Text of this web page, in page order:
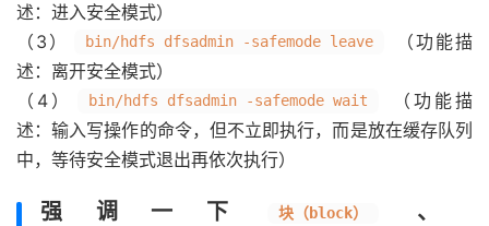
述：进入安全模式）
（3）
bin/hdfs dfsadmin -safemode leave
（功能描
述：离开安全模式）
（4）
bin/hdfs dfsadmin -safemode wait
（功能描
述：输入写操作的命令，但不立即执行，而是放在缓存队列
中，等待安全模式退出再依次执行）
强调一下 块（block） 、